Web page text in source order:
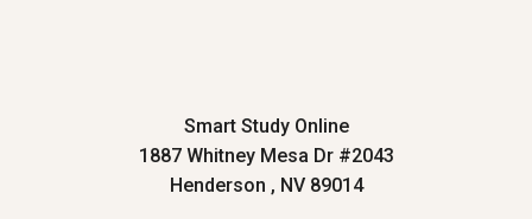
Smart Study Online
1887 Whitney Mesa Dr #2043
Henderson , NV 89014